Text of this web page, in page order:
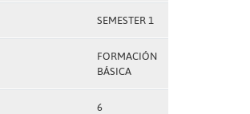
SEMESTER 1
FORMACIÓN
BÁSICA
6